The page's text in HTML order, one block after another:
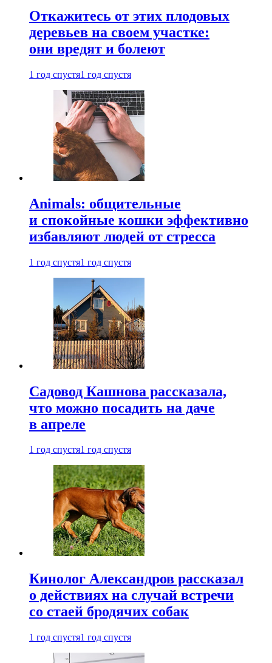
Откажитесь от этих плодовых
деревьев на своем участке:
они вредят и болеют
1 год спустя1 год спустя
Animals: общительные
и спокойные кошки эффективно
избавляют людей от стресса
1 год спустя1 год спустя
Садовод Кашнова рассказала,
что можно посадить на даче
в апреле
1 год спустя1 год спустя
Кинолог Александров рассказал
о действиях на случай встречи
со стаей бродячих собак
1 год спустя1 год спустя